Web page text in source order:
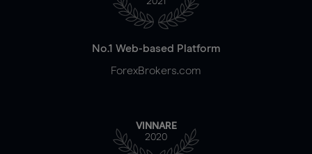
No.1 Web-based Platform
ForexBrokers.com
VINNARE
2020